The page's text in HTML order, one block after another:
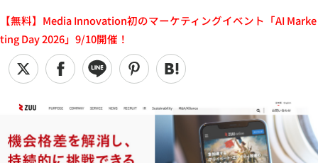
【無料】Media Innovation初のマーケティングイベント「AI Marke
ting Day 2026」9/10開催！